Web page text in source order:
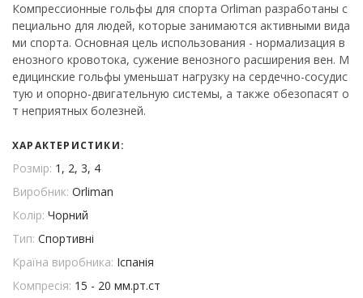
Компрессионные гольфы для спорта Orliman разработаны с
пециально для людей, которые занимаются активными вида
ми спорта. Основная цель использования - нормализация в
енозного кровотока, сужение венозного расширения вен. М
едицинские гольфы уменьшат нагрузку на сердечно-сосудис
тую и опорно-двигательную системы, а также обезопасят о
т неприятных болезней.
ХАРАКТЕРИСТИКИ:
Розмір: 1, 2, 3, 4
Виробник: Orliman
Колір: Чорний
Тип: Спортивні
Країна виробника: Іспанія
Компресія: 15 - 20 мм.рт.ст